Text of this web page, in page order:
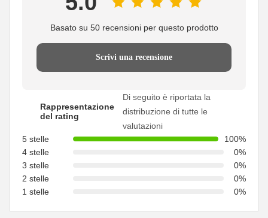
Basato su 50 recensioni per questo prodotto
Scrivi una recensione
Rappresentazione
del rating
Di seguito è riportata la
distribuzione di tutte le
valutazioni
5 stelle
100%
4 stelle
0%
3 stelle
0%
2 stelle
0%
1 stelle
0%